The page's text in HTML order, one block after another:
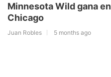
Minnesota Wild gana
Chicago
Juan Robles 5 months ago